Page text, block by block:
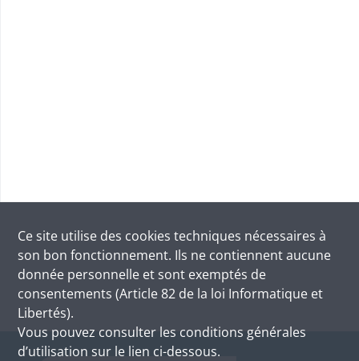
Ce site utilise des cookies techniques nécessaires à
son bon fonctionnement. Ils ne contiennent aucune
donnée personnelle et sont exemptés de
consentements (Article 82 de la loi Informatique et
Libertés).
Vous pouvez consulter les conditions générales
d’utilisation sur le lien ci-dessous.